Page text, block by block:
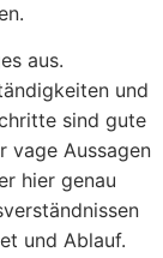
aus.
und
sind gute
vage Aussagen
hier genau
und Ablauf.